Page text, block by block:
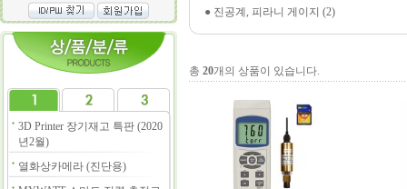
3D Printer 장기재고 특판 (2020
년2월)
열화상카메라 (진단용)
● 진공계, 피라니 게이지 (2)
총 20개의 상품이 있습니다.